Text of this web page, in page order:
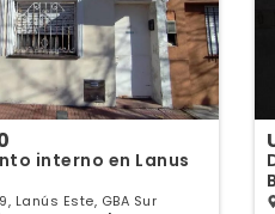
interno en Lanus
Lanús Este, GBA Sur